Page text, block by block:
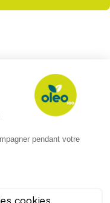
Site éco-conçu